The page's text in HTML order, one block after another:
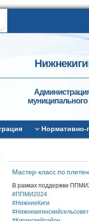
муниципального
Мастер-класс по
В рамках поддержки
#ППМИ2024
#НижниеКиги
#Нижнекигинскийсельсовет